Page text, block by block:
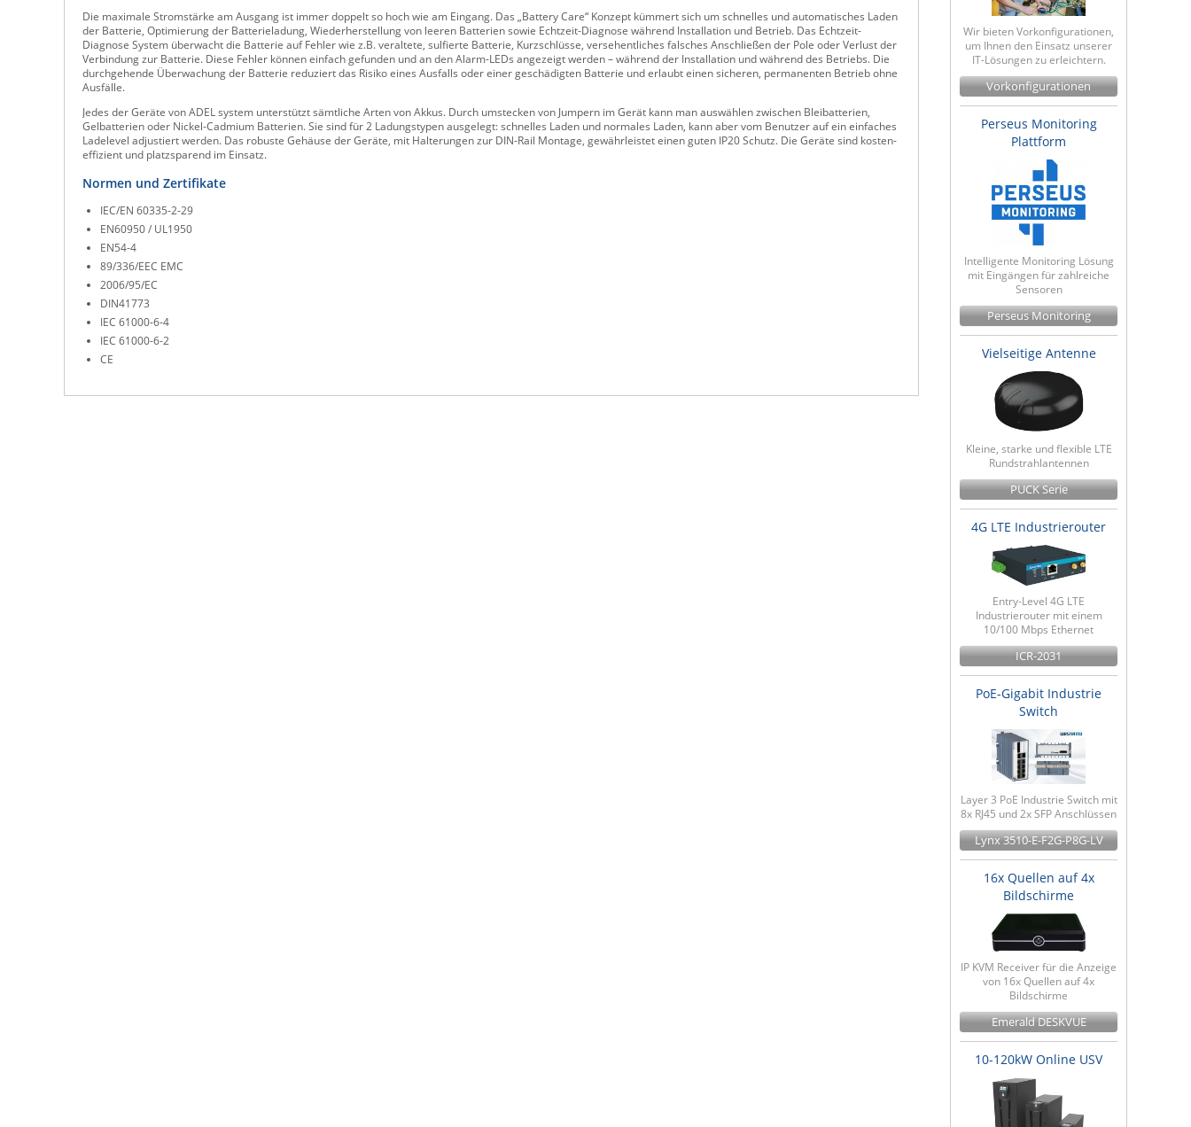
Die maximale Stromstärke am Ausgang ist immer doppelt so hoch wie am Eingang. Das „Battery Care“ Konzept kümmert sich um schnelles und automatisches Laden
der Batterie, Optimierung der Batterieladung, Wiederherstellung von leeren Batterien sowie Echtzeit-Diagnose während Installation und Betrieb. Das Echtzeit-
Diagnose System überwacht die Batterie auf Fehler wie z.B. veraltete, sulfierte Batterie, Kurzschlüsse, versehentliches falsches Anschließen der Pole oder Verlust der
Verbindung zur Batterie. Diese Fehler können einfach gefunden und an den Alarm-LEDs angezeigt werden – während der Installation und während des Betriebs. Die
durchgehende Überwachung der Batterie reduziert das Risiko eines Ausfalls oder einer geschädigten Batterie und erlaubt einen sicheren, permanenten Betrieb ohne
Ausfälle.
Jedes der Geräte von ADEL system unterstützt sämtliche Arten von Akkus. Durch umstecken von Jumpern im Gerät kann man auswählen zwischen Bleibatterien,
Gelbatterien oder Nickel-Cadmium Batterien. Sie sind für 2 Ladungstypen ausgelegt: schnelles Laden und normales Laden, kann aber vom Benutzer auf ein einfaches
Ladelevel adjustiert werden. Das robuste Gehäuse der Geräte, mit Halterungen zur DIN-Rail Montage, gewährleistet einen guten IP20 Schutz. Die Geräte sind kosten-
effizient und platzsparend im Einsatz.
Normen und Zertifikate
IEC/EN 60335-2-29
EN60950 / UL1950
EN54-4
89/336/EEC EMC
2006/95/EC
DIN41773
IEC 61000-6-4
IEC 61000-6-2
CE
Wir bieten Vorkonfigurationen,
um Ihnen den Einsatz unserer
IT-Lösungen zu erleichtern.
Vorkonfigurationen
Perseus Monitoring
Plattform
Intelligente Monitoring Lösung
mit Eingängen für zahlreiche
Sensoren
Perseus Monitoring
Vielseitige Antenne
Kleine, starke und flexible LTE
Rundstrahlantennen
PUCK Serie
4G LTE Industrierouter
Entry-Level 4G LTE
Industrierouter mit einem
10/100 Mbps Ethernet
ICR-2031
PoE-Gigabit Industrie
Switch
Layer 3 PoE Industrie Switch mit
8x RJ45 und 2x SFP Anschlüssen
Lynx 3510-E-F2G-P8G-LV
16x Quellen auf 4x
Bildschirme
IP KVM Receiver für die Anzeige
von 16x Quellen auf 4x
Bildschirme
Emerald DESKVUE
10-120kW Online USV